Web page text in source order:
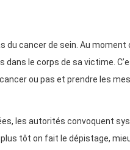
cancer de sein. Au moment
le corps de sa victime.
ou pas et prendre les
les autorités convoquent
tôt on fait le dépistage,